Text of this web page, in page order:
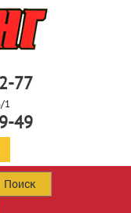
77
1
49
Поиск